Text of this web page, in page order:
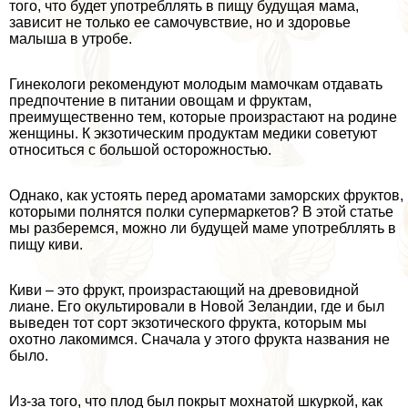
того, что будет употрeбллять в пищу будущая мама,
зависит не только ее самочувствие, но и здоровье
малыша в утробе.
Гинекологи рекомендуют молодым мамочкам отдавать
предпочтение в питании овощам и фруктам,
преимущественно тем, которые произрастают на родине
женщины. К экзотическим продуктам медики советуют
относиться с большой осторожностью.
Однако, как устоять перед ароматами заморских фруктов,
которыми полнятся полки супермаркетов? В этой статье
мы разберемся, можно ли будущей маме употрeбллять в
пищу киви.
Киви – это фрукт, произрастающий на древовидной
лиане. Его окультировали в Новой Зеландии, где и был
выведен тот сорт экзотического фрукта, которым мы
охотно лакомимся. Сначала у этого фрукта названия не
было.
Из-за того, что плод был покрыт мохнатой шкуркой, как